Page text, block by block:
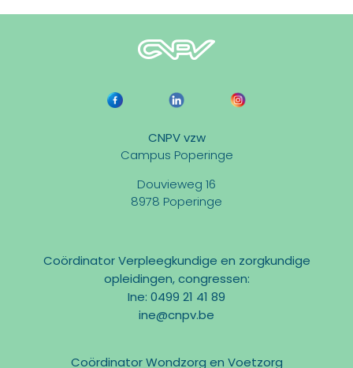
CNPV vzw
Campus Poperinge
Douvieweg 16
8978 Poperinge
Coördinator Verpleegkundige en zorgkundige
opleidingen, congressen:
Ine: 0499 21 41 89
ine@cnpv.be
Coördinator Wondzorg en Voetzorg